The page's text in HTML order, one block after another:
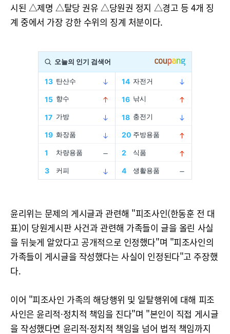
시된 △제명 △탈당 권유 △당원권 정지 △경고 등 4개 징
계 중에서 가장 강한 수위의 징계 처분이다.
윤리위는 문제의 게시글과 관련해 "피조사인(한동훈 전 대
표)이 당원게시판 사건과 관련해 가족들이 글을 올린 사실
을 뒤늦게 알았다고 공개적으로 인정했다"며 "피조사인의
가족들이 게시글을 작성했다는 사실이 인정된다"고 주장했
다.
이어 "피조사인 가족의 해당행위 및 일탈행위에 대해 피조
사인은 윤리적·정치적 책임을 진다"며 "본인이 직접 게시글
을 작성했다면 윤리적·정치적 책임을 넘어 법적 책임까지